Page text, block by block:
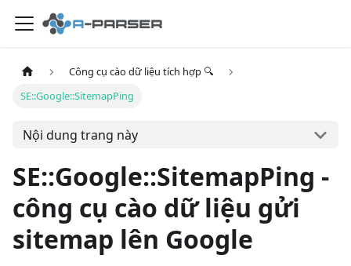
Công cụ cào dữ liệu tích hợp 🔍
SE::Google::SitemapPing
Nội dung trang này
SE::Google::SitemapPing -
công cụ cào dữ liệu gửi
sitemap lên Google